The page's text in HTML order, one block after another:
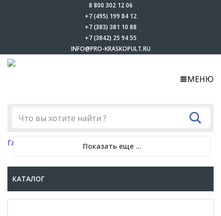
8 800 302 12 06
+7 (495) 199 84 12
+7 (383) 381 10 88
+7 (3842) 25 94 55
INFO@PRO-KRASKOPULT.RU
МЕНЮ
Показать еще ...
Главная Безвоздушные аппараты
КАТАЛОГ